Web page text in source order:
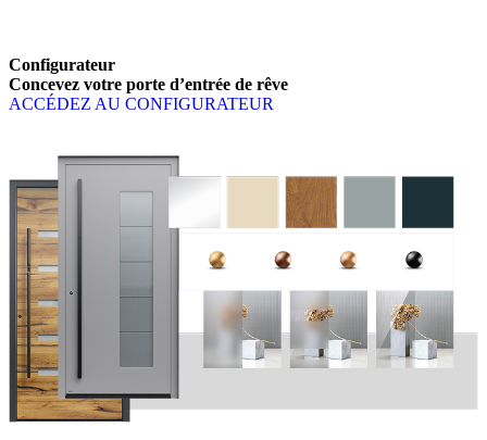
Configurateur
Concevez votre porte d’entrée de rêve
ACCÉDEZ AU CONFIGURATEUR